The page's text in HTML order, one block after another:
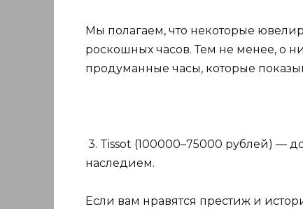
Мы полагаем, что некоторые
роскошных часов. Тем не менее, о
продуманные часы, которые
3. Tissot (100000–75000 рублей) —
наследием.
Если вам нравятся престиж и